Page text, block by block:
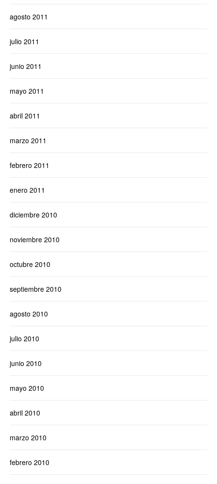
agosto 2011
julio 2011
junio 2011
mayo 2011
abril 2011
marzo 2011
febrero 2011
enero 2011
diciembre 2010
noviembre 2010
octubre 2010
septiembre 2010
agosto 2010
julio 2010
junio 2010
mayo 2010
abril 2010
marzo 2010
febrero 2010